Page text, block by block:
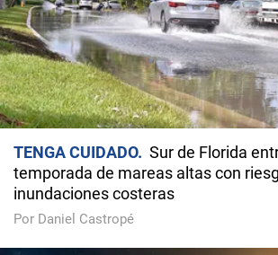
TENGA CUIDADO
Sur de Florida
temporada de mareas altas con
inundaciones costeras
Por Daniel Castropé